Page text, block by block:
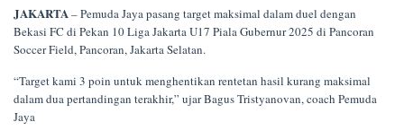
JAKARTA– Pemuda Jaya pasang target maksimal dalam duel dengan
Bekasi FC di Pekan 10 Liga Jakarta U17 Piala Gubernur 2025 di Pancoran
Soccer Field, Pancoran, Jakarta Selatan.
“Target kami 3 poin untuk menghentikan rentetan hasil kurang maksimal
dalam dua pertandingan terakhir,” ujar Bagus Tristyanovan, coach Pemuda
Jaya